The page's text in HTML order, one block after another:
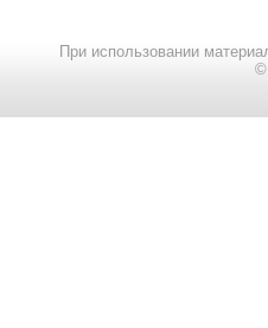
При использовании